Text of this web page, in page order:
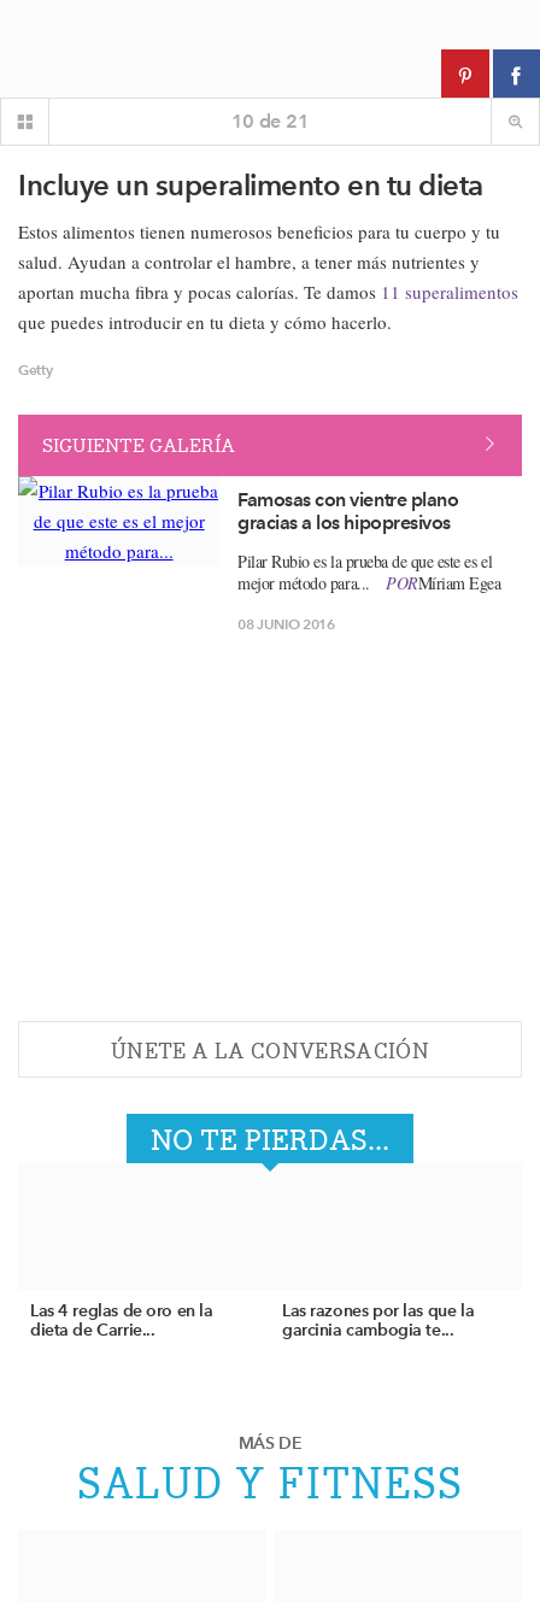
10 de 21
Incluye un superalimento en tu dieta
Estos alimentos tienen numerosos beneficios para tu cuerpo y tu
salud. Ayudan a controlar el hambre, a tener más nutrientes y
aportan mucha fibra y pocas calorías. Te damos 11 superalimentos
que puedes introducir en tu dieta y cómo hacerlo.
Getty
SIGUIENTE GALERÍA
Famosas con vientre plano
gracias a los hipopresivos
Pilar Rubio es la prueba de que este es el
mejor método para...
PORMíriam Egea
08 JUNIO 2016
ÚNETE A LA CONVERSACIÓN
NO TE PIERDAS...
Las 4 reglas de oro en la
dieta de Carrie...
Las razones por las que la
garcinia cambogia te...
MÁS DE
SALUD Y FITNESS